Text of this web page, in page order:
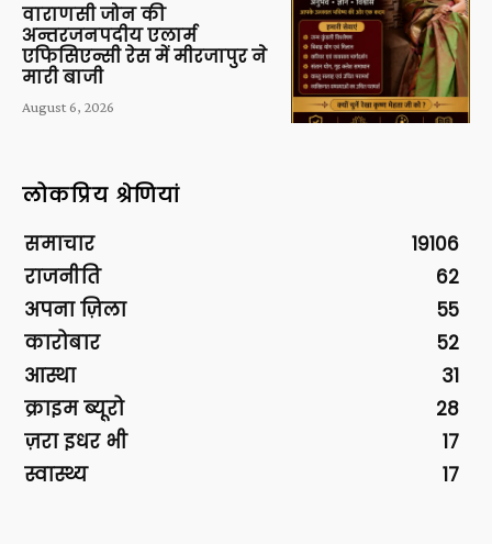
वाराणसी जोन की
अन्तरजनपदीय एलार्म
एफिसिएन्सी रेस में मीरजापुर ने
मारी बाजी
August 6, 2026
लोकप्रिय श्रेणियां
समाचार
19106
राजनीति
62
अपना ज़िला
55
कारोबार
52
आस्था
31
क्राइम ब्यूरो
28
ज़रा इधर भी
17
स्वास्थ्य
17